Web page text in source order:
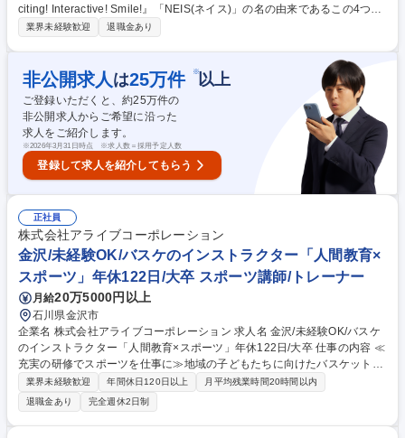
citing! Interactive! Smile!』「NEIS(ネイス)」の名の由来であるこの4つの
キーワードを合言葉に、心と体の健康作りのお手伝いをしております！
教室の運営・管理 ■スタッフの管理や人材育成 ★幼児から小学生までの児
童をメインとした体操教室で、指導から教室運営まで幅広く活躍すること
ができます。ネイス本部の研修プログラムがあるので、未経験の方でも無
理なく業務が覚えられる環境です。 募集職種 【フレンドタウン交野校/イ
ンストラクター】子ども向けの体操教室/未経験歓迎！
業界未経験歓迎 退職金あり
非公開求人 は25万件 ※以上
ご登録いただくと、約25万件の
非公開求人からご希望に沿った
求人をご紹介します。
※2026年3月31日時点 ※求人数＝採用予定人数
登録して求人を紹介してもらう
正社員
株式会社アライブコーポレーション
金沢/未経験OK/バスケのインストラクター「人間教育×
スポーツ」年休122日/大卒 スポーツ講師/トレーナー
月給20万5000円以上
石川県金沢市
企業名 株式会社アライブコーポレーション 求人名 金沢/未経験OK/バスケ
のインストラクター「人間教育×スポーツ」年休122日/大卒 仕事の内容 ≪
充実の研修でスポーツを仕事に≫地域の子どもたちに向けたバスケットボ
ールスクールの運営・指導をお任せします。明確な評価制度と段階的な研
修があり、未経験から教育のプロへ成長可能です。 ■スクール指導：幼児
から小学生を対象に１クラス約１０から３０名へ指導（1回約60分程度）
■教室運営：体験会の企画やチラシ配布を通じた会員獲得 ■イベント企
業界未経験歓迎 年間休日120日以上
月平均残業時間20時間以内
退職金あり
完全週休2日制